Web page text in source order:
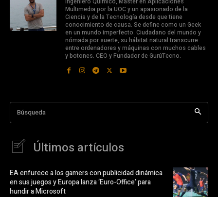
Multimedia por la UOC y un apasionado de la
Ciencia y de la Tecnología desde que tiene
conocimiento de causa. Se define como un Geek
en un mundo imperfecto. Ciudadano del mundo y
nómada por suerte, su hábitat natural transcurre
entre ordenadores y máquinas con muchos cables
y botones. CEO y Fundador de GurúTecno.
Búsqueda
Últimos artículos
EA enfurece a los gamers con publicidad dinámica
en sus juegos y Europa lanza ‘Euro-Office’ para
hundir a Microsoft